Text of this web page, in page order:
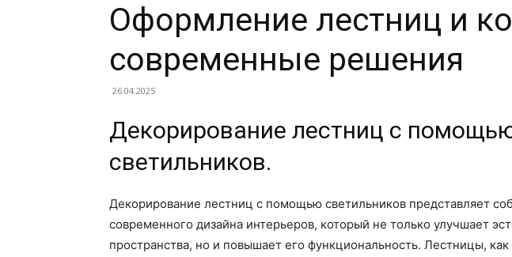
Оформление лестниц и
современные решения
26.04.2025
Декорирование лестниц с
светильников.
Декорирование лестниц с помощью светильников представляет
современного дизайна интерьеров, который не только улучшает
пространства, но и повышает его функциональность. Лестницы,